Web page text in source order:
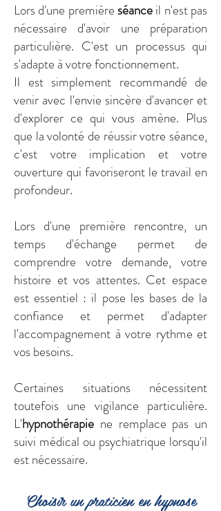
Lors d'une première séanceil n'est pas
nécessaire d'avoir une préparation
particulière. C'est un processus qui
s'adapte à votre fonctionnement.
Il est simplement recommandé de
venir avec l'envie sincère d'avancer et
d'explorer ce qui vous amène. Plus
que la volonté de réussir votre séance,
c'est votre implication et votre
ouverture qui favoriseront le travail en
profondeur.
Lors d'une première rencontre, un
temps d'échange permet de
comprendre votre demande, votre
histoire et vos attentes. Cet espace
est essentiel : il pose les bases de la
confiance et permet d'adapter
l'accompagnement à votre rythme et
vos besoins.
Certaines situations nécessitent
toutefois une vigilance particulière.
L'hypnothérapie ne remplace pas un
suivi médical ou psychiatrique lorsqu'il
est nécessaire.
Choisir un praticien en hypnose